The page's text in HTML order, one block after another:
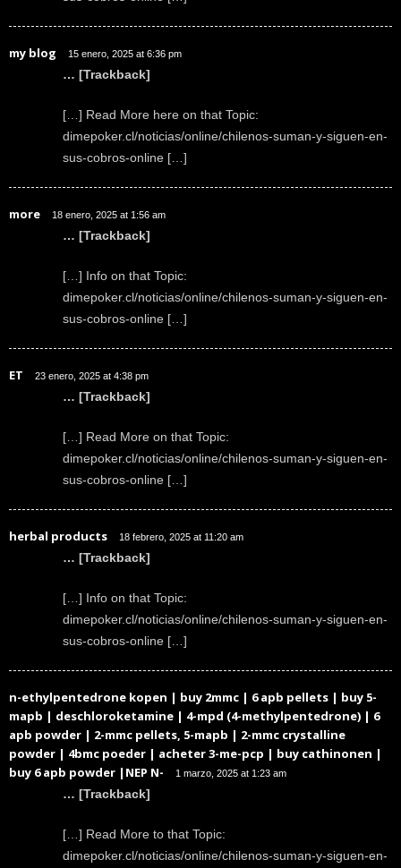
my blog 15 enero, 2025 at 6:36 pm
… [Trackback]
[…] Read More here on that Topic:
dimepoker.cl/noticias/online/chilenos-suman-y-siguen-en-
sus-cobros-online […]
more 18 enero, 2025 at 1:56 am
… [Trackback]
[…] Info on that Topic:
dimepoker.cl/noticias/online/chilenos-suman-y-siguen-en-
sus-cobros-online […]
ET 23 enero, 2025 at 4:38 pm
… [Trackback]
[…] Read More on that Topic:
dimepoker.cl/noticias/online/chilenos-suman-y-siguen-en-
sus-cobros-online […]
herbal products 18 febrero, 2025 at 11:20 am
… [Trackback]
[…] Info on that Topic:
dimepoker.cl/noticias/online/chilenos-suman-y-siguen-en-
sus-cobros-online […]
n-ethylpentedrone kopen | buy 2mmc | 6 apb pellets | buy 5-
mapb | deschloroketamine | 4-mpd (4-methylpentedrone) | 6
apb powder | 2-mmc pellets, 5-mapb | 2-mmc crystalline
powder | 4bmc poeder | acheter 3-me-pcp | buy cathinonen |
buy 6 apb powder |NEP N-
1 marzo, 2025 at 1:23 am
… [Trackback]
[…] Read More to that Topic:
dimepoker.cl/noticias/online/chilenos-suman-y-siguen-en-